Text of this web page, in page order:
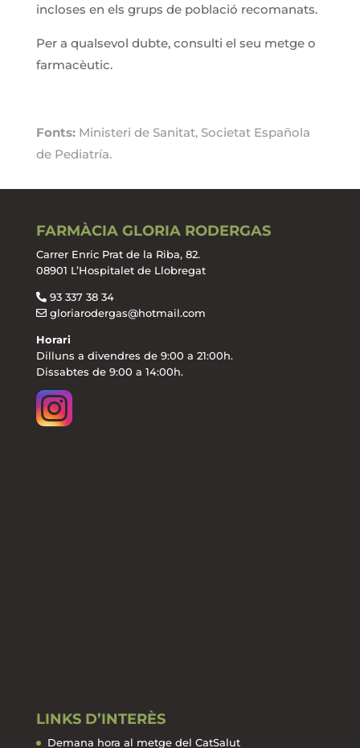
incloses en els grups de població recomanats.
Per a qualsevol dubte, consulti el seu metge o
farmacèutic.
Fonts: Ministeri de Sanitat, Societat Española
de Pediatría.
FARMÀCIA GLORIA RODERGAS
Carrer Enric Prat de la Riba, 82.
08901 L’Hospitalet de Llobregat
93 337 38 34
gloriarodergas@hotmail.com
Horari
Dilluns a divendres de 9:00 a 21:00h.
Dissabtes de 9:00 a 14:00h.
LINKS D’INTERÈS
Demana hora al metge del CatSalut